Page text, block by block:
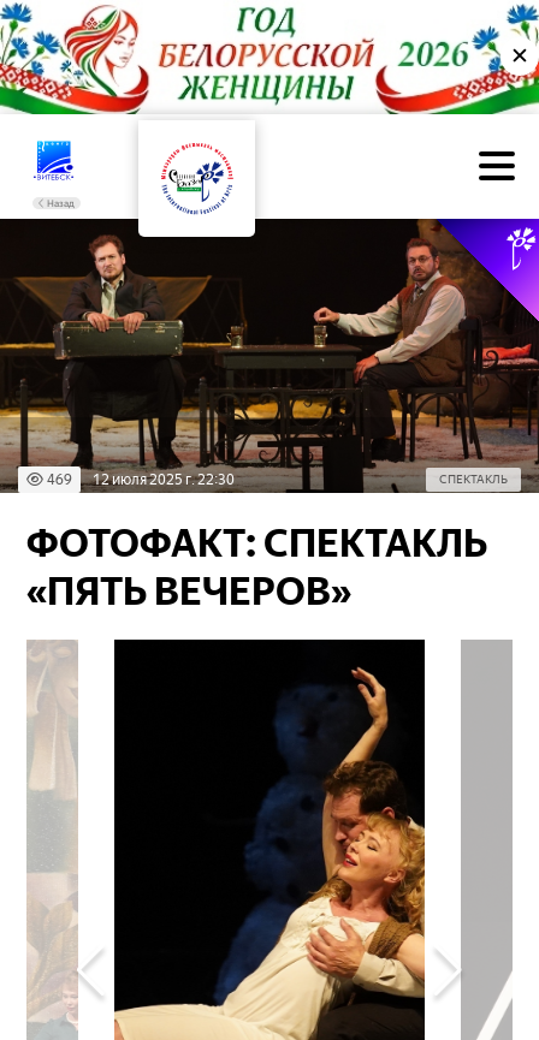
✕
Назад
469 12 июля 2025 г. 22:30 СПЕКТАКЛЬ
ФОТОФАКТ: СПЕКТАКЛЬ
«ПЯТЬ ВЕЧЕРОВ»